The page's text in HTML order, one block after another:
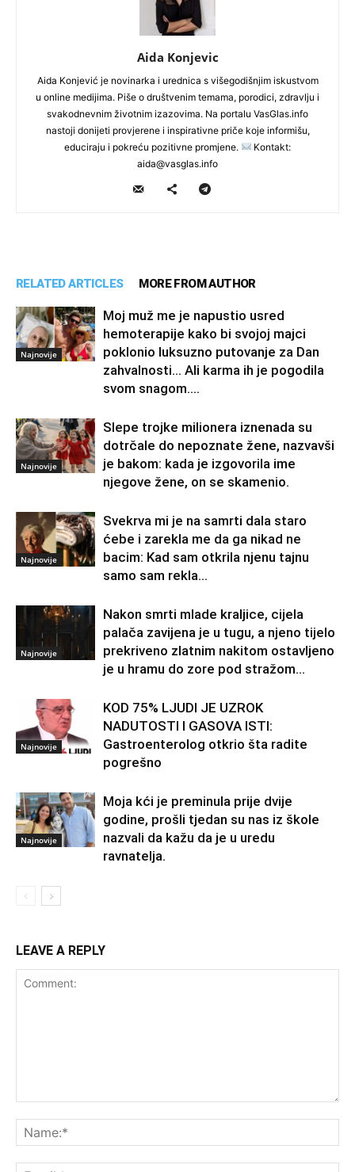
Aida Konjevic
Aida Konjević je novinarka i urednica s višegodišnjim iskustvom
u online medijima. Piše o društvenim temama, porodici, zdravlju i
svakodnevnim životnim izazovima. Na portalu VasGlas.info
nastoji donijeti provjerene i inspirativne priče koje informišu,
educiraju i pokreću pozitivne promjene.
Kontakt:
aida@vasglas.info
RELATED ARTICLES MORE FROM AUTHOR
Najnovije
Moj muž me je napustio usred
hemoterapije kako bi svojoj majci
poklonio luksuzno putovanje za Dan
zahvalnosti… Ali karma ih je pogodila
svom snagom....
Najnovije
Slepe trojke milionera iznenada su
dotrčale do nepoznate žene, nazvavši
je bakom: kada je izgovorila ime
njegove žene, on se skamenio.
Najnovije
Svekrva mi je na samrti dala staro
ćebe i zarekla me da ga nikad ne
bacim: Kad sam otkrila njenu tajnu
samo sam rekla...
Najnovije
Nakon smrti mlade kraljice, cijela
palača zavijena je u tugu, a njeno tijelo
prekriveno zlatnim nakitom ostavljeno
je u hramu do zore pod stražom...
Najnovije
KOD 75% LJUDI JE UZROK
NADUTOSTI I GASOVA ISTI:
Gastroenterolog otkrio šta radite
pogrešno
Najnovije
Moja kći je preminula prije dvije
godine, prošli tjedan su nas iz škole
nazvali da kažu da je u uredu
ravnatelja.
LEAVE A REPLY